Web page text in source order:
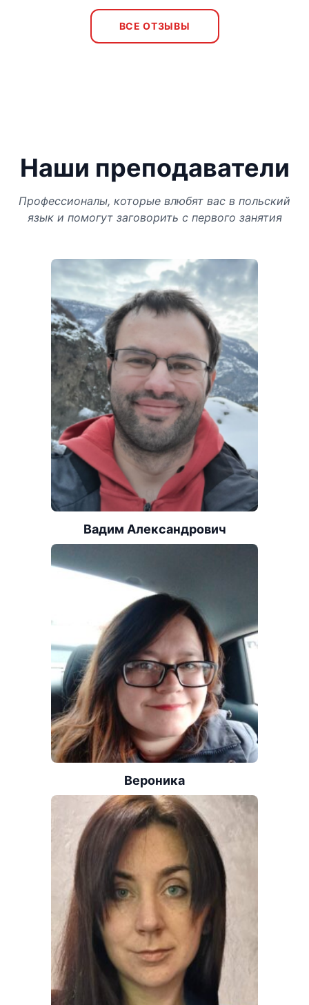
ВСЕ ОТЗЫВЫ
Наши преподаватели
Профессионалы, которые влюбят вас в польский
язык и помогут заговорить с первого занятия
Вадим Александрович
Вероника